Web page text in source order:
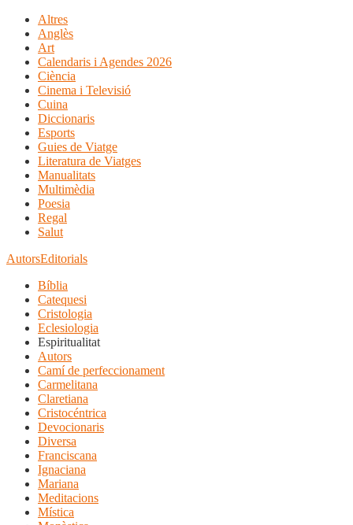
Altres
Anglès
Art
Calendaris i Agendes 2026
Ciència
Cinema i Televisió
Cuina
Diccionaris
Esports
Guies de Viatge
Literatura de Viatges
Manualitats
Multimèdia
Poesia
Regal
Salut
AutorsEditorials
Bíblia
Catequesi
Cristologia
Eclesiologia
Espiritualitat
Autors
Camí de perfeccionament
Carmelitana
Claretiana
Cristocéntrica
Devocionaris
Diversa
Franciscana
Ignaciana
Mariana
Meditacions
Mística